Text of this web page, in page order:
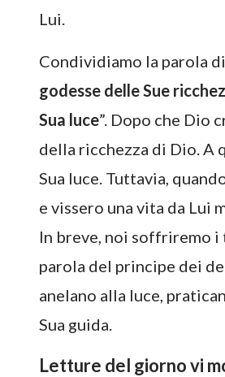
Lui.
Condividiamo la parola
godesse delle Sue
Sua luce”. Dopo che Dio
della ricchezza di Dio. A
Sua luce. Tuttavia,
e vissero una vita da Lui
In breve, noi soffriremo i
parola del principe dei
anelano alla luce,
Sua guida.
Letture del giorno vi